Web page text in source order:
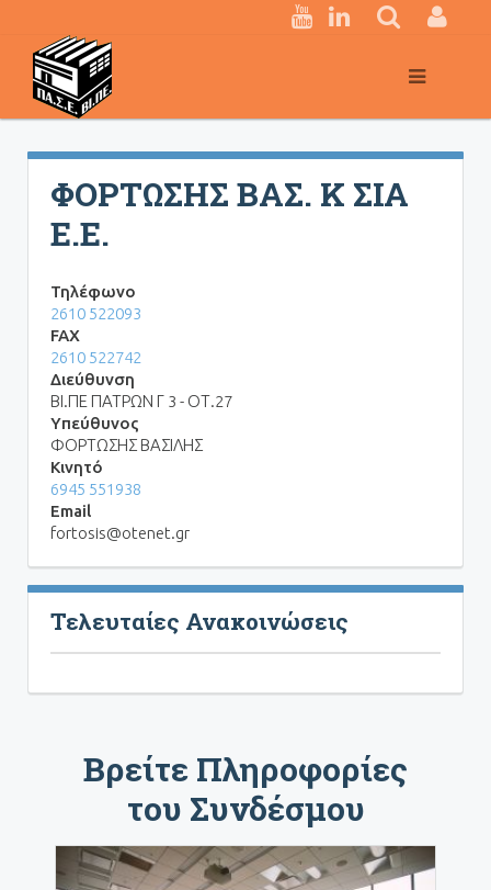
Κεντρική
πλοήγηση
ΦΟΡΤΩΣΗΣ ΒΑΣ. Κ ΣΙΑ
Ε.Ε.
Τηλέφωνο
2610 522093
FAX
2610 522742
Διεύθυνση
ΒΙ.ΠΕ ΠΑΤΡΩΝ Γ 3 - ΟΤ.27
Υπεύθυνος
ΦΟΡΤΩΣΗΣ ΒΑΣΙΛΗΣ
Κινητό
6945 551938
Email
fortosis@otenet.gr
Τελευταίες Ανακοινώσεις
Βρείτε Πληροφορίες
του Συνδέσμου